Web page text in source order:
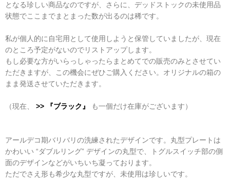
となる珍しい商品なのですが、さらに、デッドストックの未使用品
状態でここまでまとまった数が出るのは稀です。
私が個人的に自宅用として使用しようと保管していましたが、現在
のところ予定がないのでリストアップします。
もし必要な方がいらっしゃったらまとめてでの販売のみとさせてい
ただきますが、この機会にぜひご購入ください。オリジナルの箱の
まま発送させていただきます。
（現在、 >> 『ブラック』 も一個だけ在庫がございます）
アールデコ期バリバリの洗練されたデザインです。丸型プレートは
かわいい “ダブルリング” デザインの丸型で、トグルスイッチ部の側
面のデザインなどがいちいち凝っております。
ただでさえ形も希少な丸型ですが、未使用は珍しいです。